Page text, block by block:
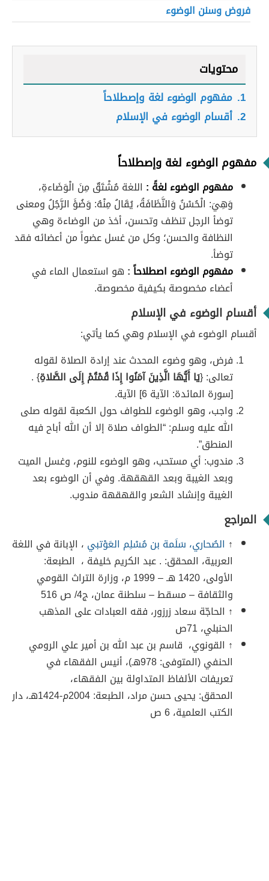
فروض وسنن الوضوء
محتويات
1. مفهوم الوضوء لغة وإصطلاحاً
2. أقسام الوضوء في الإسلام
مفهوم الوضوء لغة وإصطلاحاً
مفهوم الوضوء لغةً : اللغة مُشْتَقٌ مِنَ الْوَضَاءةِ،
وَهِيَ: الْحُسْنُ وَالنَّظَافَةُ، يُقَالُ مِنْهُ: وَضُؤَ الرَّجُلُ ومعنى
توضأ الرجل تنظف وتحسن، أخذ من الوضاءة وهي
النظافة والحسن؛ وكل من غسل عضواً من أعضائه فقد
توضأ.
مفهوم الوضوء اصطلاحاً: هو استعمال الماء في
أعضاء مخصوصة بكيفية مخصوصة.
أقسام الوضوء في الإسلام
أقسام الوضوء في الإسلام وهي كما يأتي:
فرض، وهو وضوء المحدث عند إرادة الصلاة لقوله
تعالى: {يَا أَيُّهَا الَّذِينَ آمَنُوا إِذَا قُمْتُمْ إِلَى الصَّلاةِ} .
[سورة المائدة: الآية 6] الآية.
واجب، وهو الوضوء للطواف حول الكعبة لقوله صلى
الله عليه وسلم: “الطواف صلاة إلا أن الله أباح فيه
المنطق”.
مندوب: أي مستحب، وهو الوضوء للنوم، وغسل الميت
وبعد الغيبة وبعد القهقهة. وفي أن الوضوء بعد
الغيبة وإنشاد الشعر والقهقهة مندوب.
المراجع
↑ الصُحاري، سَلَمة بن مُسْلِم العَوْتبي ، الإبانة في اللغة
العربية، المحقق: . عبد الكريم خليفة ، الطبعة:
الأولى، 1420 هـ – 1999 م، وزارة التراث القومي
والثقافة – مسقط – سلطنة عمان، ج4/ ص
516
↑ الحاجّة سعاد زرزور، فقه العبادات على المذهب
الحنبلي، 71ص
↑ القونوي، قاسم بن عبد الله بن أمير علي الرومي
الحنفي (المتوفى: 978هـ)، أنيس الفقهاء في
تعريفات الألفاظ المتداولة بين الفقهاء،
المحقق: يحيى حسن مراد، الطبعة: ،دار
الكتب العلمية، 6 ص